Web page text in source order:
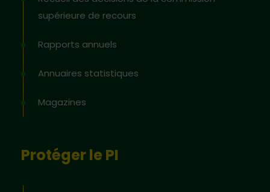
supérieure de recours
Rapports annuels
Annuaires statistiques
Magazines
Protéger le PI